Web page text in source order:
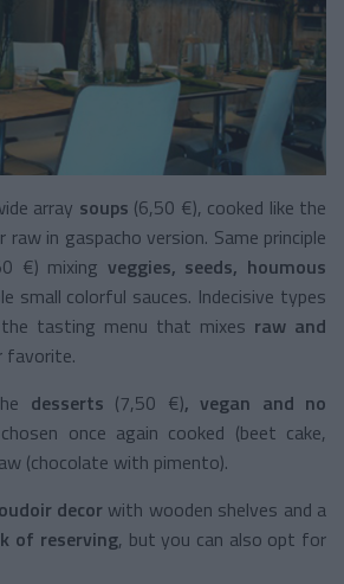
array soups (6,50 €), cooked like the
in gaspacho version. Same principle
€) mixing veggies, seeds, houmous
small colorful sauces. Indecisive types
tasting menu that mixes raw and
favorite.
desserts (7,50 €), vegan and no
once again cooked (beet cake,
(chocolate with pimento).
decor with wooden shelves and a
of reserving, but you can also opt for